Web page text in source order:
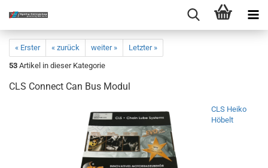
« Erster « zurück weiter »
Letzter »
53 Artikel in dieser Kategorie
CLS Connect Can Bus Modul
CLS Heiko
Höbelt